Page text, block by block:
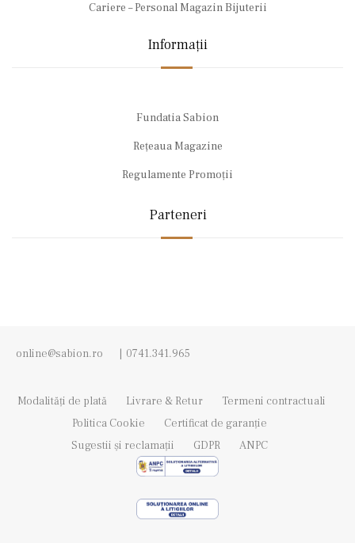
Cariere – Personal Magazin Bijuterii
Informații
Fundatia Sabion
Rețeaua Magazine
Regulamente Promoții
Parteneri
online@sabion.ro | 0741.341.965
Modalități de plată Livrare & Retur
Termeni contractuali
Politica Cookie
Certificat de garanție
Sugestii și reclamații
GDPR ANPC